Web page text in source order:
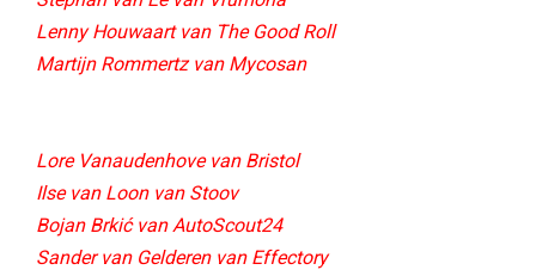
Lenny Houwaart van The Good Roll
Martijn Rommertz van Mycosan​
Lore Vanaudenhove van Bristol
Ilse van Loon van Stoov
Bojan Brkić van AutoScout24
Sander van Gelderen van Effectory